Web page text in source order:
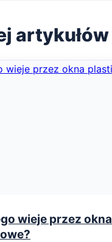
wieje przez okna